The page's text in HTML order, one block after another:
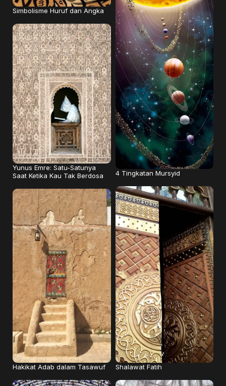
Simbolisme Huruf dan Angka
Yunus Emre: Satu-Satunya
Saat Ketika Kau Tak Berdosa
4 Tingkatan Mursyid
Hakikat Adab dalam Tasawuf Shalawat Fatih